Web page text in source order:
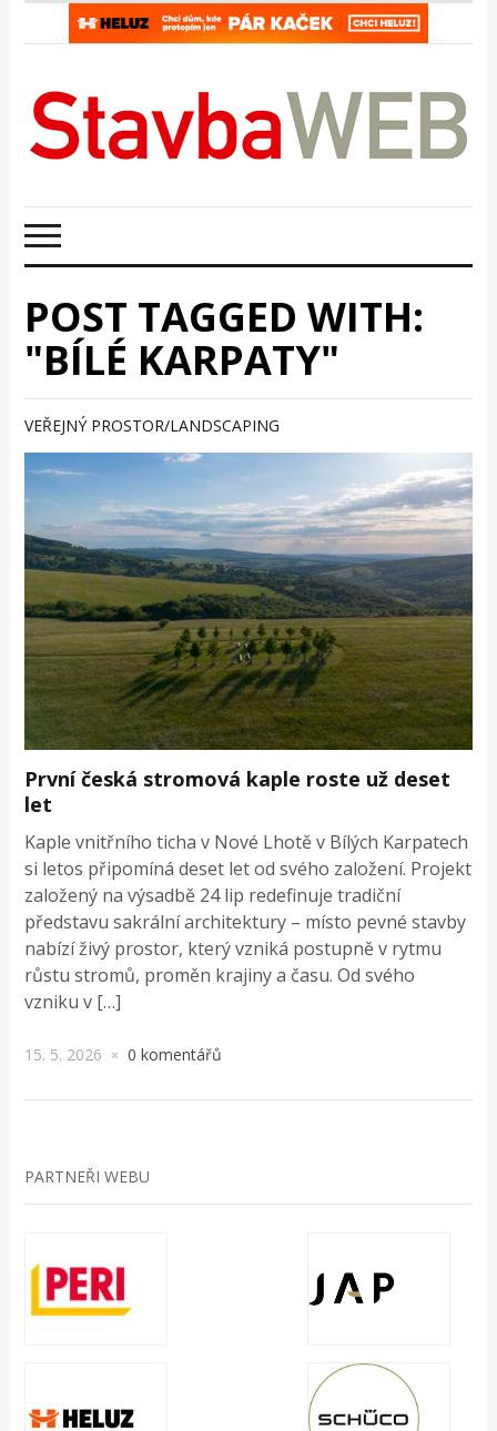
POST TAGGED WITH:
"BÍLÉ KARPATY"
VEŘEJNÝ PROSTOR/LANDSCAPING
První česká stromová kaple roste už deset
let
Kaple vnitřního ticha v Nové Lhotě v Bílých Karpatech
si letos připomíná deset let od svého založení. Projekt
založený na výsadbě 24 lip redefinuje tradiční
představu sakrální architektury – místo pevné stavby
nabízí živý prostor, který vzniká postupně v rytmu
růstu stromů, proměn krajiny a času. Od svého
vzniku v […]
15. 5. 2026 × 0 komentářů
PARTNEŘI WEBU